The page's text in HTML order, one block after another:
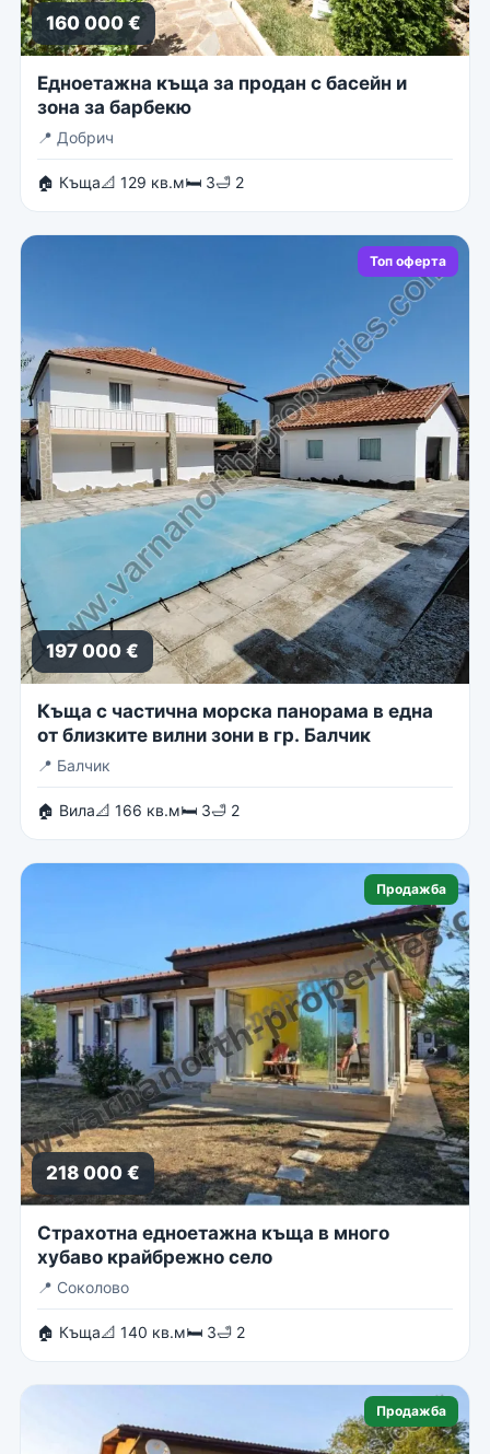
160 000 €
Едноетажна къща за продан с басейн и
зона за барбекю
📍 Добрич
🏠 Къща📐 129 кв.м🛏 3🛁 2
Топ оферта
197 000 €
Къща с частична морска панорама в една
от близките вилни зони в гр. Балчик
📍 Балчик
🏠 Вила📐 166 кв.м🛏 3🛁 2
Продажба
218 000 €
Страхотна едноетажна къща в много
хубаво крайбрежно село
📍 Соколово
🏠 Къща📐 140 кв.м🛏 3🛁 2
Продажба